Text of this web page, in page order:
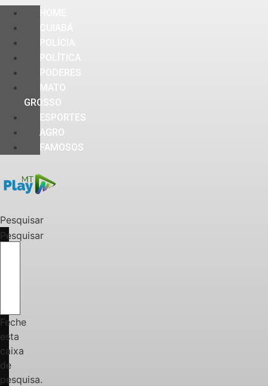
PODERES
MATO
GROSSO
ESPORTES
AGRO
FAMOSOS
Pesquisar
Pesquisar
Feche
esta
caixa
de
pesquisa.